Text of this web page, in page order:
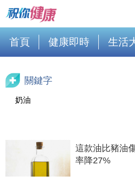
首頁 健康即時 生活
關鍵字
奶油
這款油比豬油
率降27%